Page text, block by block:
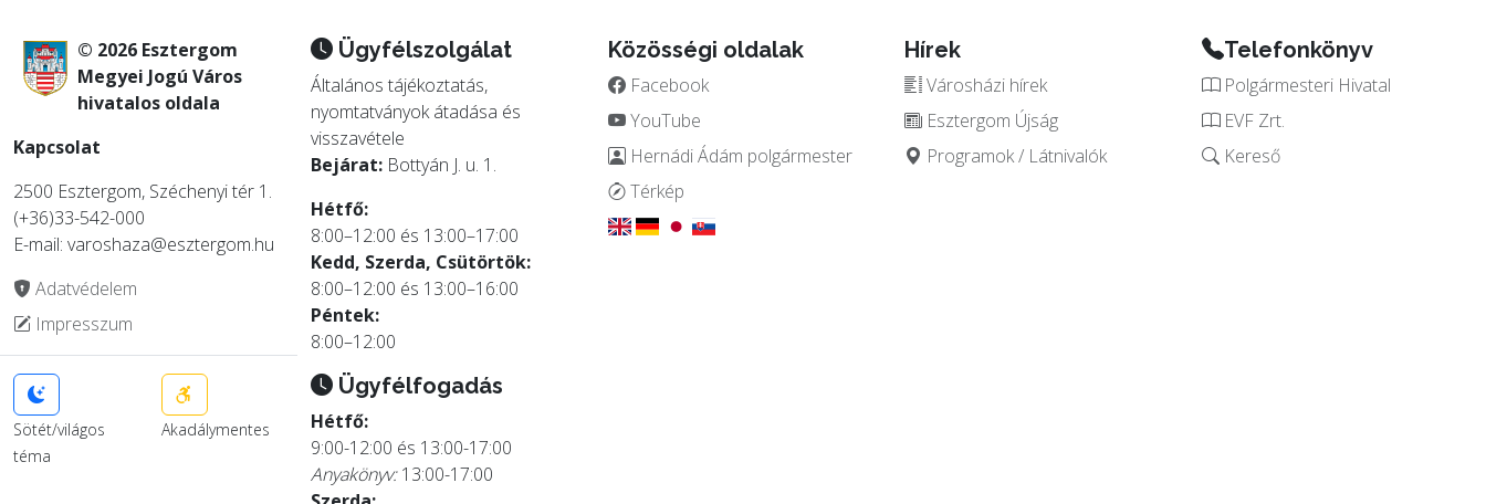
© 2026 Esztergom
Megyei Jogú Város
hivatalos oldala
Kapcsolat
2500 Esztergom, Széchenyi tér 1.
(+36)33-542-000
E-mail: varoshaza@esztergom.hu
Adatvédelem
Impresszum
Sötét/világos
téma
Akadálymentes
Ügyfélszolgálat
Általános tájékoztatás,
nyomtatványok átadása és
visszavétele
Bejárat:Bottyán J. u. 1.
Hétfő:
8:00–12:00 és 13:00–17:00
Kedd, Szerda, Csütörtök:
8:00–12:00 és 13:00–16:00
Péntek:
8:00–12:00
Ügyfélfogadás
Hétfő:
9:00-12:00 és 13:00-17:00
Anyakönyv:13:00-17:00
Közösségi oldalak
Facebook
YouTube
Hernádi Ádám polgármester
Térkép
Hírek
Városházi hírek
Esztergom Újság
Programok / Látnivalók
Telefonkönyv
Polgármesteri Hivatal
EVF Zrt.
Kereső